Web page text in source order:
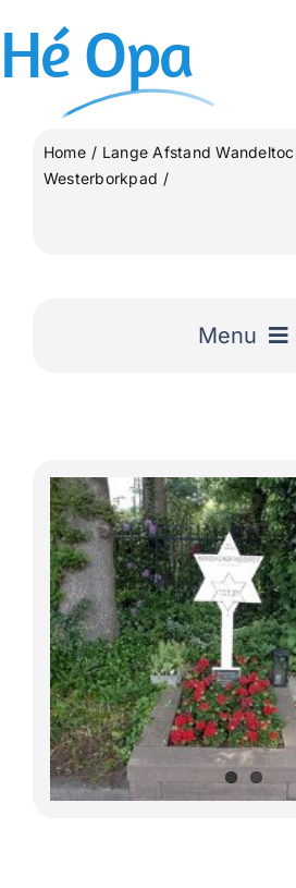
inhoud
Hé Opa
Home
Lange Afstand
Westerborkpad
Menu
Uitgelicht
Lange Afstand
Meerdaagse
Buitenlandse
Recente